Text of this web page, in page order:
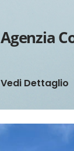
Vedi Dettaglio
Agenzia